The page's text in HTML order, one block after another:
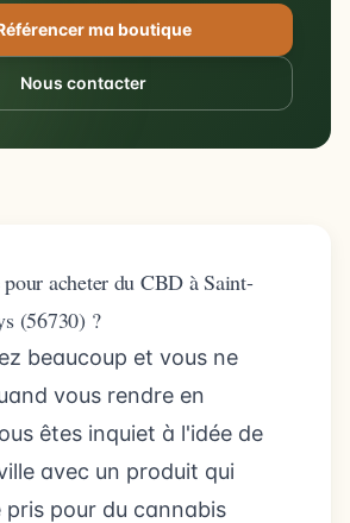
ma boutique
Nous contacter
acheter du CBD à Saint-
(56730) ?
beaucoup et vous ne
vous rendre en
êtes inquiet à l'idée de
avec un produit qui
pour du cannabis